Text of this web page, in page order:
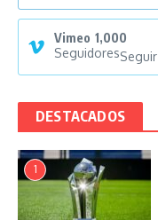
Vimeo 1,000
SeguidoresSeguir
DESTACADOS
1